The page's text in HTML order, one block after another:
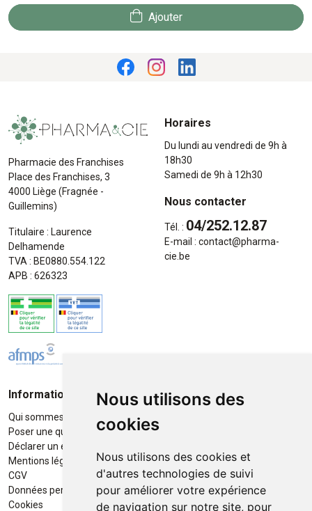
Nous utilisons des
cookies
Nous utilisons des cookies et
d'autres technologies de suivi
pour améliorer votre expérience
de navigation sur notre site, pour
Ajouter
Pharmacie des Franchises
Place des Franchises, 3
4000 Liège (Fragnée -
Guillemins)
Titulaire : Laurence
Delhamende
TVA : BE0880.554.122
APB : 626323
Horaires
Du lundi au vendredi de 9h à
18h30
Samedi de 9h à 12h30
Nous contacter
Tél. : 04/252.12.87
E-mail : contact@pharma-
cie.be
Informations
Qui sommes-nous ?
Poser une question
Déclarer un effet indésirable
Mentions légales
CGV
Données personnelles
Cookies
Moyens de paiement
Retrait / Livraison